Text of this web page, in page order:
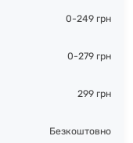
0-249 грн
0-279 грн
299 грн
Безкоштовно